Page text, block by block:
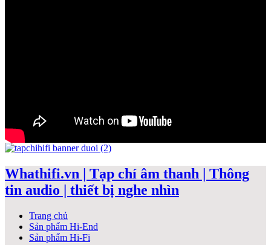
Whathifi.vn | Tạp chí âm thanh | Thông
tin audio | thiết bị nghe nhìn
Trang chủ
Sản phẩm Hi-End
Sản phẩm Hi-Fi